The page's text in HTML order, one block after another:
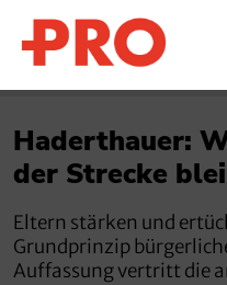
Haderthauer:
der Strecke
Eltern stärken und
Grundprinzip
Auffassung vertritt die